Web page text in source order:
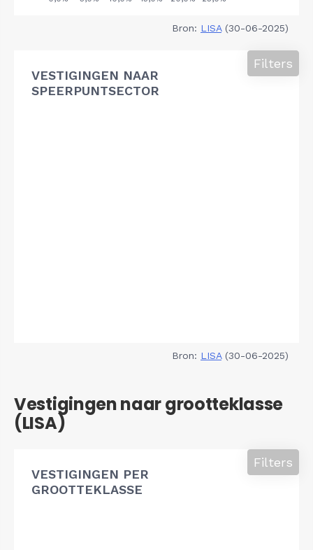
Bron: LISA(30-06-2025)
VESTIGINGEN NAAR
SPEERPUNTSECTOR
Filters
Bron: LISA(30-06-2025)
Vestigingen naar grootteklasse
(LISA)
VESTIGINGEN PER
GROOTTEKLASSE
Filters